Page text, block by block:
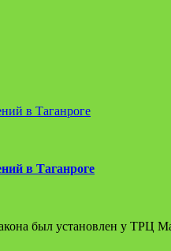
в Таганроге
был установлен у ТРЦ